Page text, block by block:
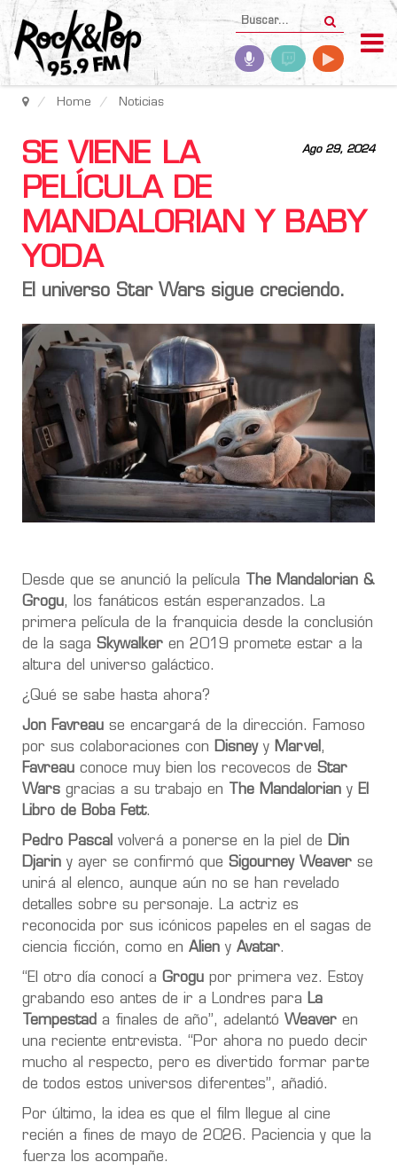
Home Noticias
Ago 29, 2024
SE VIENE LA
PELÍCULA DE
MANDALORIAN Y BABY
YODA
El universo Star Wars sigue creciendo.
Desde que se anunció la película
The Mandalorian &
Grogu, los fanáticos están esperanzados. La
primera película de la franquicia desde la conclusión
de la saga Skywalker en 2019 promete estar a la
altura del universo galáctico.
¿Qué se sabe hasta ahora?
Jon Favreau se encargará de la dirección. Famoso
por sus colaboraciones con Disneyy Marvel ,
Favreau conoce muy bien los recovecos de Star
Wars gracias a su trabajo en The Mandalorian y El
Libro de Boba Fett.
Pedro Pascal volverá a ponerse en la piel de Din
Djarin y ayer se confirmó que Sigourney Weaver se
unirá al elenco, aunque aún no se han revelado
detalles sobre su personaje. La actriz es
reconocida por sus icónicos papeles en el sagas de
ciencia ficción, como en Alien y Avatar.
“El otro día conocí a Grogu por primera vez. Estoy
grabando eso antes de ir a Londres para La
Tempestad a finales de año”, adelantó Weaver en
una reciente entrevista. “Por ahora no puedo decir
mucho al respecto, pero es divertido formar parte
de todos estos universos diferentes”, añadió.
Por último, la idea es que el film llegue al cine
recién a fines de mayo de 2026. Paciencia y que la
fuerza los acompañe.